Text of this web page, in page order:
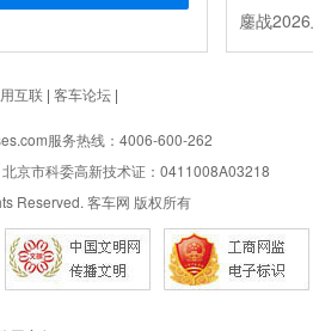
互联| 客车论坛|
服务热线：4006-600-262
京市科委高新技术证：0411008A03218
Reserved. 客车网 版权所有